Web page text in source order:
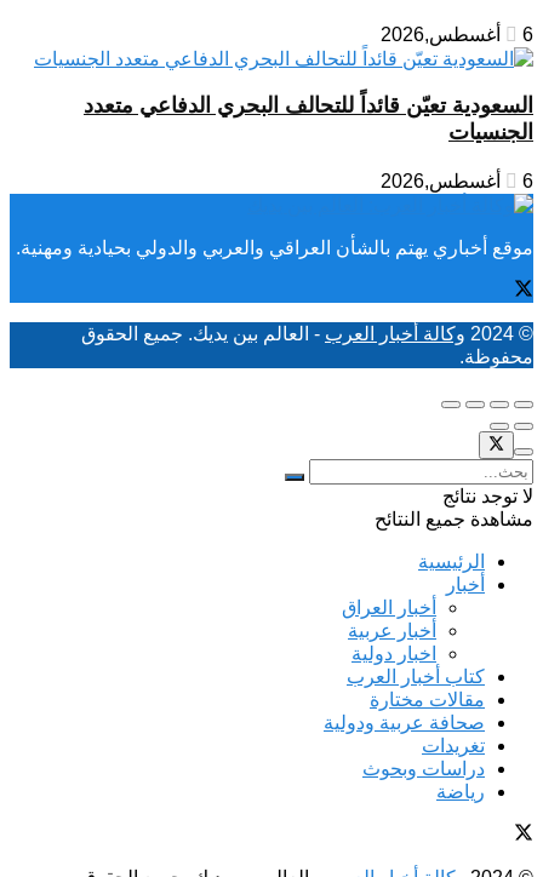
6 أغسطس,2026
السعودية تعيّن قائداً للتحالف البحري الدفاعي متعدد
الجنسيات
6 أغسطس,2026
موقع أخباري يهتم بالشأن العراقي والعربي والدولي بحيادية ومهنية.
© 2024 وكالة أخبار العرب - العالم بين يديك. جميع الحقوق
محفوظة.
لا توجد نتائج
مشاهدة جميع النتائح
الرئيسية
أخبار
أخبار العراق
أخبار عربية
اخبار دولية
كتاب أخبار العرب
مقالات مختارة
صحافة عربية ودولية
تغريدات
دراسات وبحوث
رياضة